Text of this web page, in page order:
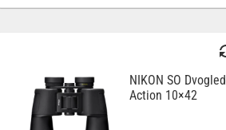
NIKON SO Dvogled
Action 10×42